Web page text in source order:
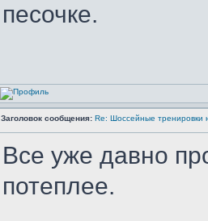
песочке.
Заголовок сообщения: Re: Шоссейные тренировки
Все уже давно
потеплее.